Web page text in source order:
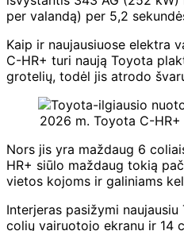
per valandą) per 5,2
Kaip ir naujausiuose elektra
C-HR+ turi naują Toyota
grotelių, todėl jis atrodo
2026 m. Toyota C-
Nors jis yra maždaug 6
HR+ siūlo maždaug tokią
vietos kojoms ir galiniams
Interjeras pasižymi
colių vairuotojo ekranu ir 14